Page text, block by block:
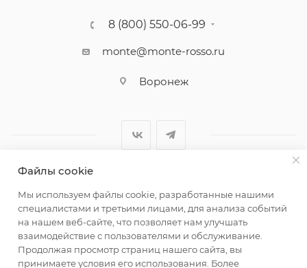
8 (800) 550-06-99
monte@monte-rosso.ru
Воронеж
женщин
Файлы cookie
Мы используем файлы cookie, разработанные нашими
специалистами и третьими лицами, для анализа событий
на нашем веб-сайте, что позволяет нам улучшать
взаимодействие с пользователями и обслуживание.
Продолжая просмотр страниц нашего сайта, вы
принимаете условия его использования. Более